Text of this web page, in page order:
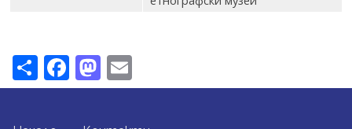
ShareFacebook
Mastodon